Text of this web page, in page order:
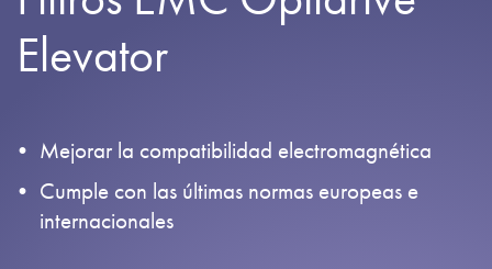
Elevator
Mejorar la compatibilidad electromagnética
Cumple con las últimas normas europeas e
internacionales
Empleo
Acerca de